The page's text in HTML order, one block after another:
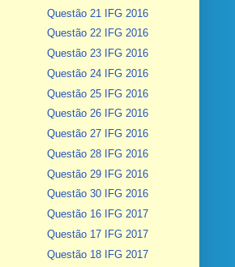
Questão 21 IFG 2016
Questão 22 IFG 2016
Questão 23 IFG 2016
Questão 24 IFG 2016
Questão 25 IFG 2016
Questão 26 IFG 2016
Questão 27 IFG 2016
Questão 28 IFG 2016
Questão 29 IFG 2016
Questão 30 IFG 2016
Questão 16 IFG 2017
Questão 17 IFG 2017
Questão 18 IFG 2017